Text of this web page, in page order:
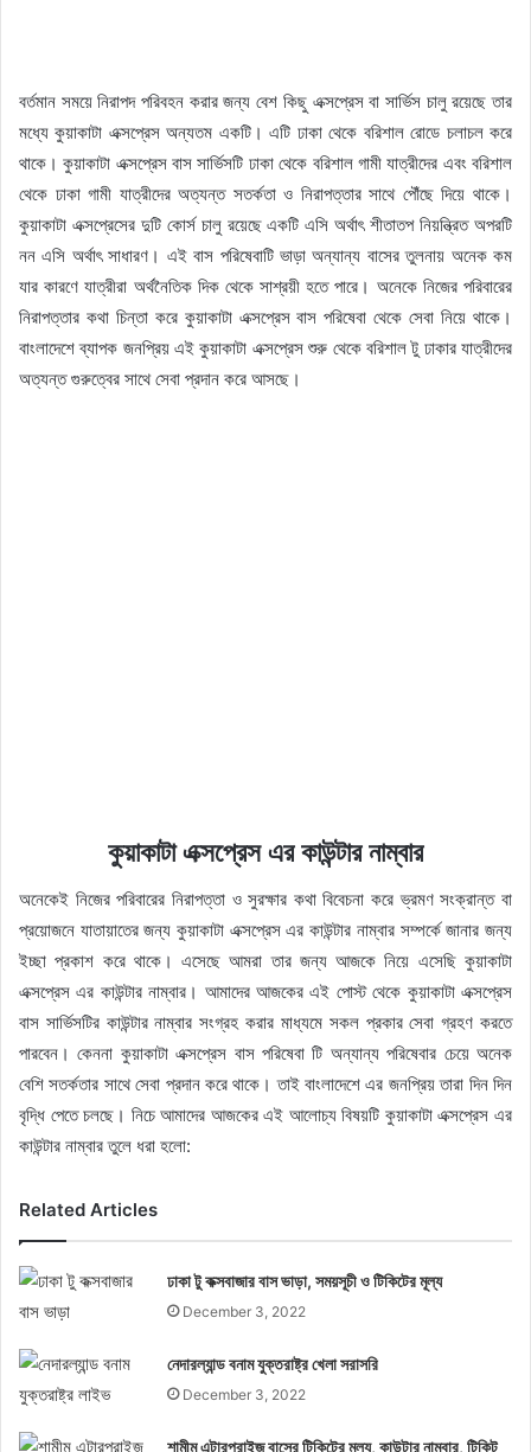
বর্তমান সময়ে নিরাপদ পরিবহন করার জন্য বেশ কিছু এক্সপ্রেস বা সার্ভিস চালু রয়েছে তার
মধ্যে কুয়াকাটা এক্সপ্রেস অন্যতম একটি। এটি ঢাকা থেকে বরিশাল রোডে চলাচল করে
থাকে। কুয়াকাটা এক্সপ্রেস বাস সার্ভিসটি ঢাকা থেকে বরিশাল গামী যাত্রীদের এবং বরিশাল
থেকে ঢাকা গামী যাত্রীদের অত্যন্ত সতর্কতা ও নিরাপত্তার সাথে পৌঁছে দিয়ে থাকে।
কুয়াকাটা এক্সপ্রেসের দুটি কোর্স চালু রয়েছে একটি এসি অর্থাৎ শীতাতপ নিয়ন্ত্রিত অপরটি
নন এসি অর্থাৎ সাধারণ। এই বাস পরিষেবাটি ভাড়া অন্যান্য বাসের তুলনায় অনেক কম
যার কারণে যাত্রীরা অর্থনৈতিক দিক থেকে সাশ্রয়ী হতে পারে। অনেকে নিজের পরিবারের
নিরাপত্তার কথা চিন্তা করে কুয়াকাটা এক্সপ্রেস বাস পরিষেবা থেকে সেবা নিয়ে থাকে।
বাংলাদেশে ব্যাপক জনপ্রিয় এই কুয়াকাটা এক্সপ্রেস শুরু থেকে বরিশাল টু ঢাকার যাত্রীদের
অত্যন্ত গুরুত্বের সাথে সেবা প্রদান করে আসছে।
কুয়াকাটা এক্সপ্রেস এর কাউন্টার নাম্বার
অনেকেই নিজের পরিবারের নিরাপত্তা ও সুরক্ষার কথা বিবেচনা করে ভ্রমণ সংক্রান্ত বা
প্রয়োজনে যাতায়াতের জন্য কুয়াকাটা এক্সপ্রেস এর কাউন্টার নাম্বার সম্পর্কে জানার জন্য
ইচ্ছা প্রকাশ করে থাকে। এসেছে আমরা তার জন্য আজকে নিয়ে এসেছি কুয়াকাটা
এক্সপ্রেস এর কাউন্টার নাম্বার। আমাদের আজকের এই পোস্ট থেকে কুয়াকাটা এক্সপ্রেস
বাস সার্ভিসটির কাউন্টার নাম্বার সংগ্রহ করার মাধ্যমে সকল প্রকার সেবা গ্রহণ করতে
পারবেন। কেননা কুয়াকাটা এক্সপ্রেস বাস পরিষেবা টি অন্যান্য পরিষেবার চেয়ে অনেক
বেশি সতর্কতার সাথে সেবা প্রদান করে থাকে। তাই বাংলাদেশে এর জনপ্রিয় তারা দিন দিন
বৃদ্ধি পেতে চলছে। নিচে আমাদের আজকের এই আলোচ্য বিষয়টি কুয়াকাটা এক্সপ্রেস এর
কাউন্টার নাম্বার তুলে ধরা হলো:
Related Articles
ঢাকা টু কক্সবাজার বাস ভাড়া, সময়সূচী ও টিকিটের মূল্য
December 3, 2022
নেদারল্যান্ড বনাম যুক্তরাষ্ট্র খেলা সরাসরি
December 3, 2022
শামীম এন্টারপ্রাইজ বাসের টিকিটের মূল্য, কাউন্টার নাম্বার, টিকিট